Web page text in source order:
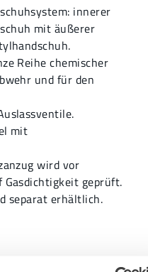
innerer
mit äußerer
Reihe chemischer
und für den
mit
wird vor
Gasdichtigkeit geprüft.
separat erhältlich.